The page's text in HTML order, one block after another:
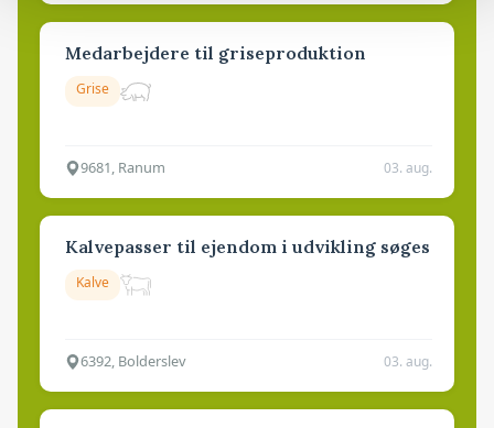
Medarbejdere til griseproduktion
Grise
9681, Ranum 03. aug.
Kalvepasser til ejendom i udvikling søges
Kalve
6392, Bolderslev 03. aug.